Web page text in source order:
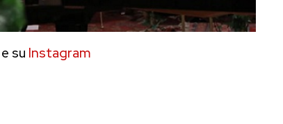
e su Instagram